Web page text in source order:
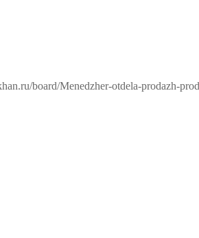
board/Menedzher-otdela-prodazh-